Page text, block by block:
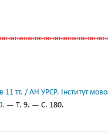
11 тт. / АН УРСР. Інститут
— Т. 9. — С. 180.